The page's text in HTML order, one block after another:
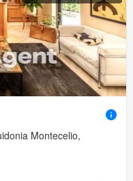
Montecelio,